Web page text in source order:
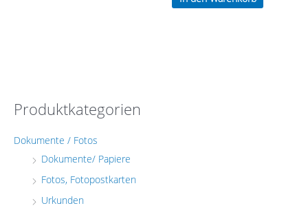
Produktkategorien
Dokumente / Fotos
Dokumente/ Papiere
Fotos, Fotopostkarten
Urkunden